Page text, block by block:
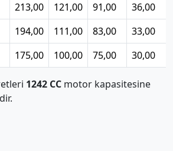
213,00 121,00 91,00
36,00
194,00 111,00 83,00
33,00
175,00 100,00 75,00 30,00
1242 CC motor kapasitesine